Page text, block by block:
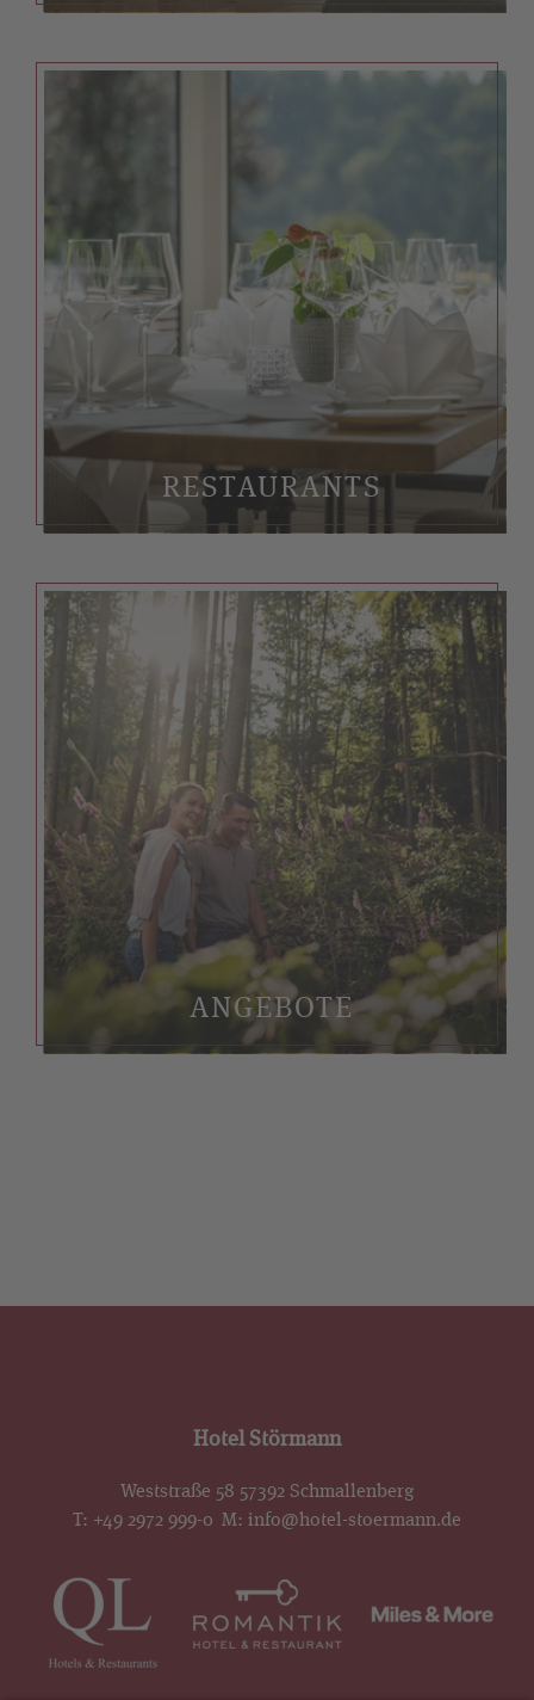
RESTAURANTS
ANGEBOTE
Hotel Störmann
Weststraße 58 57392 Schmallenberg
T: +49 2972 999-0 M:info@hotel-stoermann.de